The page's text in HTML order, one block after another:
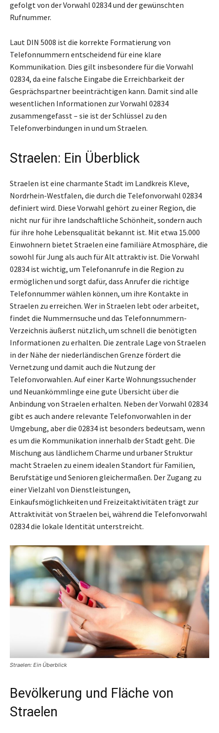
gefolgt von der Vorwahl 02834 und der gewünschten
Rufnummer.
Laut DIN 5008 ist die korrekte Formatierung von
Telefonnummern entscheidend für eine klare
Kommunikation. Dies gilt insbesondere für die Vorwahl
02834, da eine falsche Eingabe die Erreichbarkeit der
Gesprächspartner beeinträchtigen kann. Damit sind alle
wesentlichen Informationen zur Vorwahl 02834
zusammengefasst – sie ist der Schlüssel zu den
Telefonverbindungen in und um Straelen.
Straelen: Ein Überblick
Straelen ist eine charmante Stadt im Landkreis Kleve,
Nordrhein-Westfalen, die durch die Telefonvorwahl 02834
definiert wird. Diese Vorwahl gehört zu einer Region, die
nicht nur für ihre landschaftliche Schönheit, sondern auch
für ihre hohe Lebensqualität bekannt ist. Mit etwa 15.000
Einwohnern bietet Straelen eine familiäre Atmosphäre, die
sowohl für Jung als auch für Alt attraktiv ist. Die Vorwahl
02834 ist wichtig, um Telefonanrufe in die Region zu
ermöglichen und sorgt dafür, dass Anrufer die richtige
Telefonnummer wählen können, um ihre Kontakte in
Straelen zu erreichen. Wer in Straelen lebt oder arbeitet,
findet die Nummernsuche und das Telefonnummern-
Verzeichnis äußerst nützlich, um schnell die benötigten
Informationen zu erhalten. Die zentrale Lage von Straelen
in der Nähe der niederländischen Grenze fördert die
Vernetzung und damit auch die Nutzung der
Telefonvorwahlen. Auf einer Karte Wohnungssuchender
und Neuankömmlinge eine gute Übersicht über die
Anbindung von Straelen erhalten. Neben der Vorwahl 02834
gibt es auch andere relevante Telefonvorwahlen in der
Umgebung, aber die 02834 ist besonders bedeutsam, wenn
es um die Kommunikation innerhalb der Stadt geht. Die
Mischung aus ländlichem Charme und urbaner Struktur
macht Straelen zu einem idealen Standort für Familien,
Berufstätige und Senioren gleichermaßen. Der Zugang zu
einer Vielzahl von Dienstleistungen,
Einkaufsmöglichkeiten und Freizeitaktivitäten trägt zur
Attraktivität von Straelen bei, während die Telefonvorwahl
02834 die lokale Identität unterstreicht.
Straelen: Ein Überblick
Bevölkerung und Fläche von
Straelen